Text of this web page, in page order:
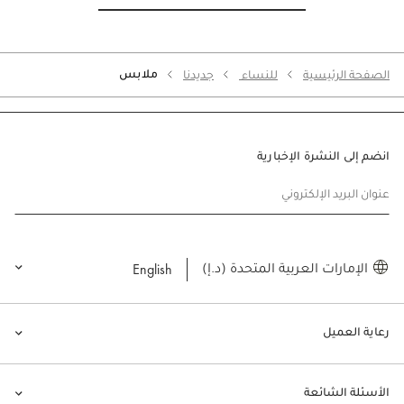
الصفحة الرئيسية للنساء جديدنا ملابس
رعاية العميل
الأسئلة الشائعة
انضم إلى النشرة الإخبارية
عنوان البريد الإلكتروني
الإمارات العربية المتحدة (د.إ) English